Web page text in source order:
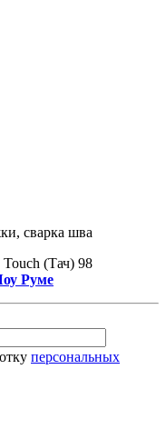
сварка шва
(Тач) 98
Руме
персональных